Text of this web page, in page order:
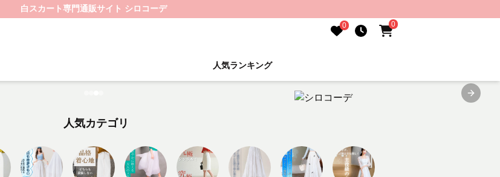
白スカート専門通販サイト シロコーデ
0 0
人気ランキング
Next
人気カテゴリ